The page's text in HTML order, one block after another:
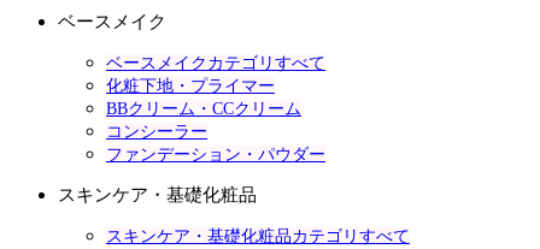
ベースメイク
ベースメイクカテゴリすべて
化粧下地・プライマー
BBクリーム・CCクリーム
コンシーラー
ファンデーション・パウダー
スキンケア・基礎化粧品
スキンケア・基礎化粧品カテゴリすべて